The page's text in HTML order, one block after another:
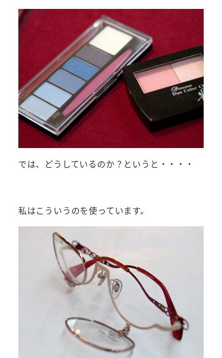
では、どうしているのか？というと・・・・
私はこういうのを使っています。